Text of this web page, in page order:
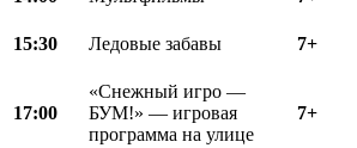
15:30 Ледовые забавы 7+
17:00
«Снежный игро —
БУМ!» — игровая
программа на улице
7+